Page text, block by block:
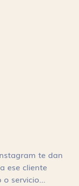
te dan
ese cliente
o servicio…